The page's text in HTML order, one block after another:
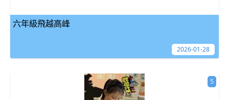
六年級飛越高峰
2026-01-28
5